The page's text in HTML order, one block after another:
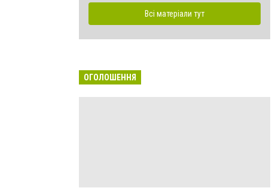
Всі матеріали тут
ОГОЛОШЕННЯ